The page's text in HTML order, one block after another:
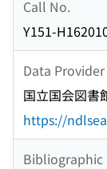
Call No.
Y151-
Data
国立国会図書
https://
Bibliographic